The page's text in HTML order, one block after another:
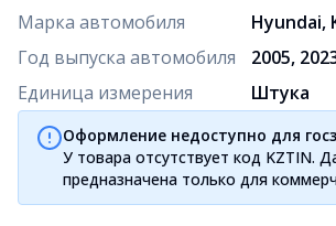
Марка автомобиля
Hyundai,
Год выпуска автомобиля
2005,
Единица измерения
Штука
Оформление недоступно для
У товара отсутствует код KZTIN.
предназначена только для